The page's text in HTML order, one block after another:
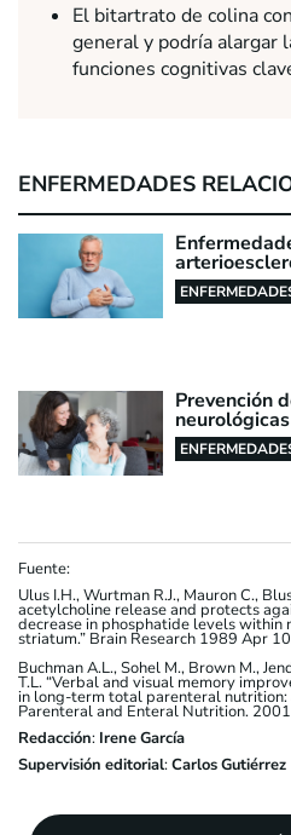
El bitartrato de colina
general y podría alargar
funciones cognitivas
ENFERMEDADES
Prevención
Fuente:
Ulus I.H., Wurtman R.J., Mauron C.,
acetylcholine release and protects
decrease in phosphatide levels within
striatum.” Brain Research 1989 Apr
Buchman A.L., Sohel M., Brown M.,
T.L. “Verbal and visual memory
in long-term total parenteral nutrition:
Parenteral and Enteral Nutrition.
Redacción: Irene García
Supervisión editorial:Carlos Gutiérrez